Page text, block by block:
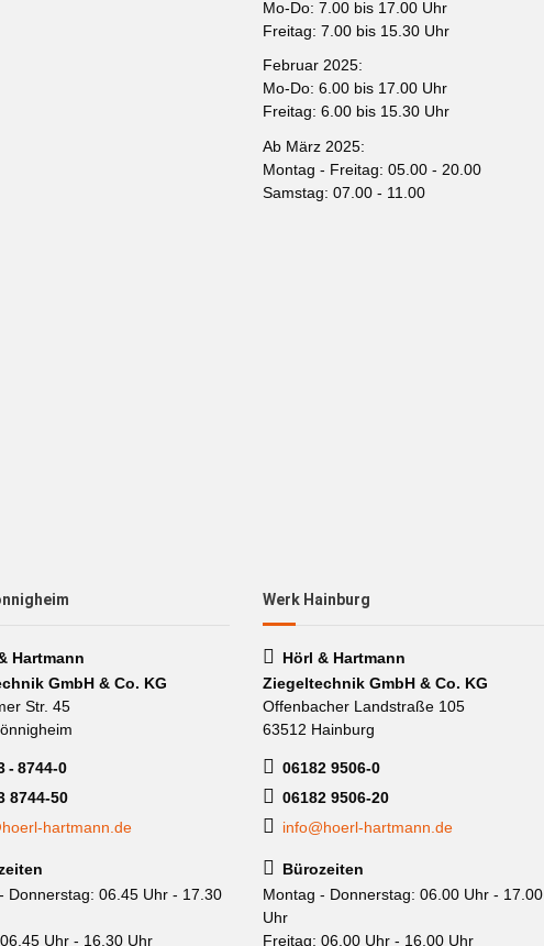
Mo-Do: 7.00 bis 17.00 Uhr
Freitag: 7.00 bis 15.30 Uhr
Februar 2025:
Mo-Do: 6.00 bis 17.00 Uhr
Freitag: 6.00 bis 15.30 Uhr
Ab März 2025:
Montag - Freitag: 05.00 - 20.00
Samstag: 07.00 - 11.00
Hartmann
GmbH & Co. KG
Str. 45
- 8744-0
8744-50
hartmann.de
Donnerstag: 06.45 Uhr - 17.30
Uhr - 16.30 Uhr
Werk Hainburg
Hörl & Hartmann
Ziegeltechnik GmbH & Co. KG
Offenbacher Landstraße 105
63512 Hainburg
06182 9506-0
06182 9506-20
info@hoerl-hartmann.de
Bürozeiten
Montag - Donnerstag: 06.00 Uhr - 17.00
Uhr
Freitag: 06.00 Uhr - 16.00 Uhr